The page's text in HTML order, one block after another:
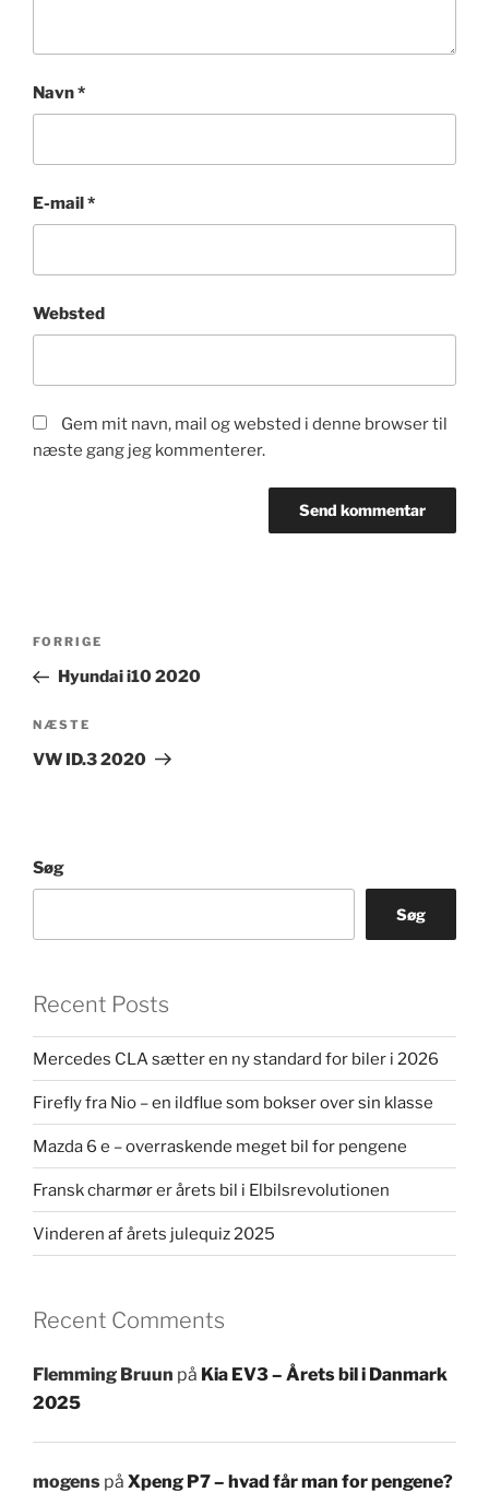
Navn*
E-mail*
Websted
Gem mit navn, mail og websted i denne browser til
næste gang jeg kommenterer.
Indlægsnavigation
Forrige
indlæg
FORRIGE
Hyundai i10 2020
Næste
indlæg
NÆSTE
VW ID.3 2020
Søg
Søg
Recent Posts
Mercedes CLA sætter en ny standard for biler i 2026
Firefly fra Nio – en ildflue som bokser over sin klasse
Mazda 6 e – overraskende meget bil for pengene
Fransk charmør er årets bil i Elbilsrevolutionen
Vinderen af årets julequiz 2025
Recent Comments
Flemming Bruun på Kia EV3 – Årets bil i Danmark
2025
mogens på Xpeng P7 – hvad får man for pengene?